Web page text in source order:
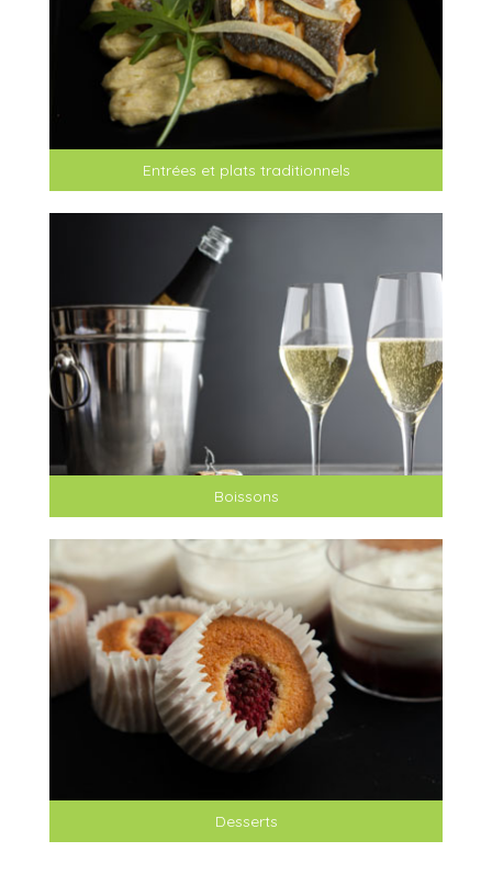
Entrées et plats traditionnels
Boissons
Desserts